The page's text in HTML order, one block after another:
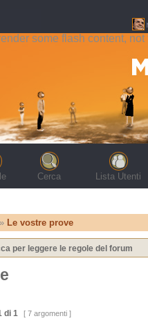
some flash content, not
Cerca Lista Utenti
» Le vostre prove
per leggere le regole del forum
di 1 [ 7 argomenti ]